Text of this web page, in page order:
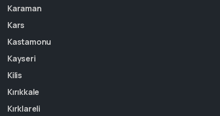
Karaman
Kars
Kastamonu
Kayseri
Kilis
Kırıkkale
Kırklareli